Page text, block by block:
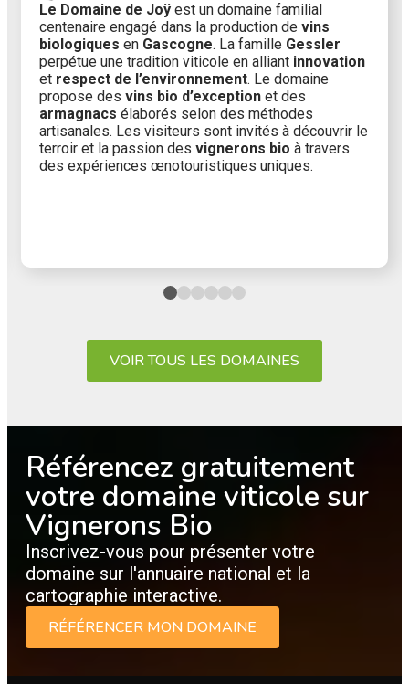
Le Domaine de Joÿ est un domaine familial
centenaire engagé dans la production de vins
biologiques en Gascogne. La famille Gessler
perpétue une tradition viticole en alliant innovation
et respect de l’environnement. Le domaine
propose des vins bio d’exception et des
armagnacs élaborés selon des méthodes
artisanales. Les visiteurs sont invités à découvrir le
terroir et la passion des vignerons bio à travers
des expériences œnotouristiques uniques.
VOIR TOUS LES DOMAINES
Référencez gratuitement
votre domaine viticole sur
Vignerons Bio
Inscrivez-vous pour présenter votre
domaine sur l'annuaire national et la
cartographie interactive.
RÉFÉRENCER MON DOMAINE